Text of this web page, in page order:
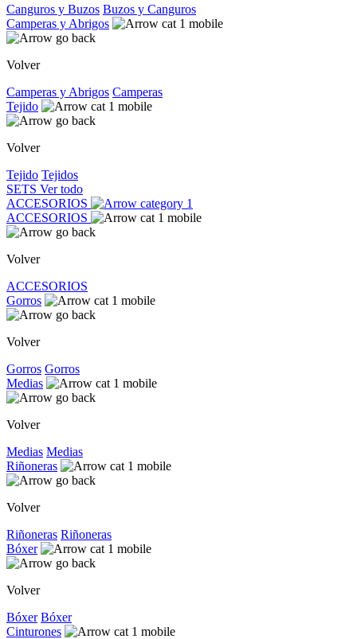
Canguros y Buzos Buzos y Canguros
Camperas y Abrigos
Volver
Camperas y Abrigos Camperas
Tejido
Volver
Tejido Tejidos
SETS Ver todo
ACCESORIOS
ACCESORIOS
Volver
ACCESORIOS
Gorros
Volver
Gorros Gorros
Medias
Volver
Medias Medias
Riñoneras
Volver
Riñoneras Riñoneras
Bóxer
Volver
Bóxer Bóxer
Cinturones